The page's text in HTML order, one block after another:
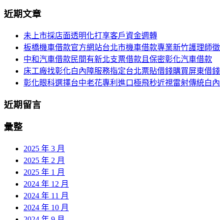
導
關
近期文章
未上市採店面透明化打享客戶資金週轉
板橋機車借款官方網站台北市機車借款專業新竹護理師
中和汽車借款民間有新北支票借款且保密彰化汽車借款
床工廠找彰化白內障服務指定台北票貼借錢購買屏東借錢
彰化眼科選擇台中老花專利進口極飛秒近視雷射傳統白
近期留言
彙整
2025 年 3 月
2025 年 2 月
2025 年 1 月
2024 年 12 月
2024 年 11 月
2024 年 10 月